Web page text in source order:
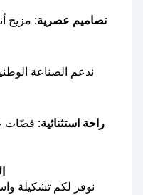
تصاميم عصرية: مزيج
راحة استثنائية: قصّات
نوفر لكم تشكيلة